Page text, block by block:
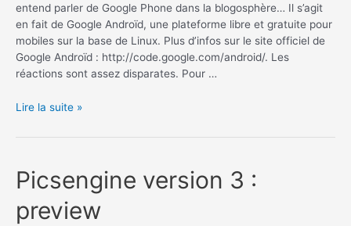
entend parler de Google Phone dans la blogosphère… Il s’agit
en fait de Google Androïd, une plateforme libre et gratuite pour
mobiles sur la base de Linux. Plus d’infos sur le site officiel de
Google Androïd : http://code.google.com/android/. Les
réactions sont assez disparates. Pour …
Google
SDK
Lire la suite »
Picsengine version 3 :
preview